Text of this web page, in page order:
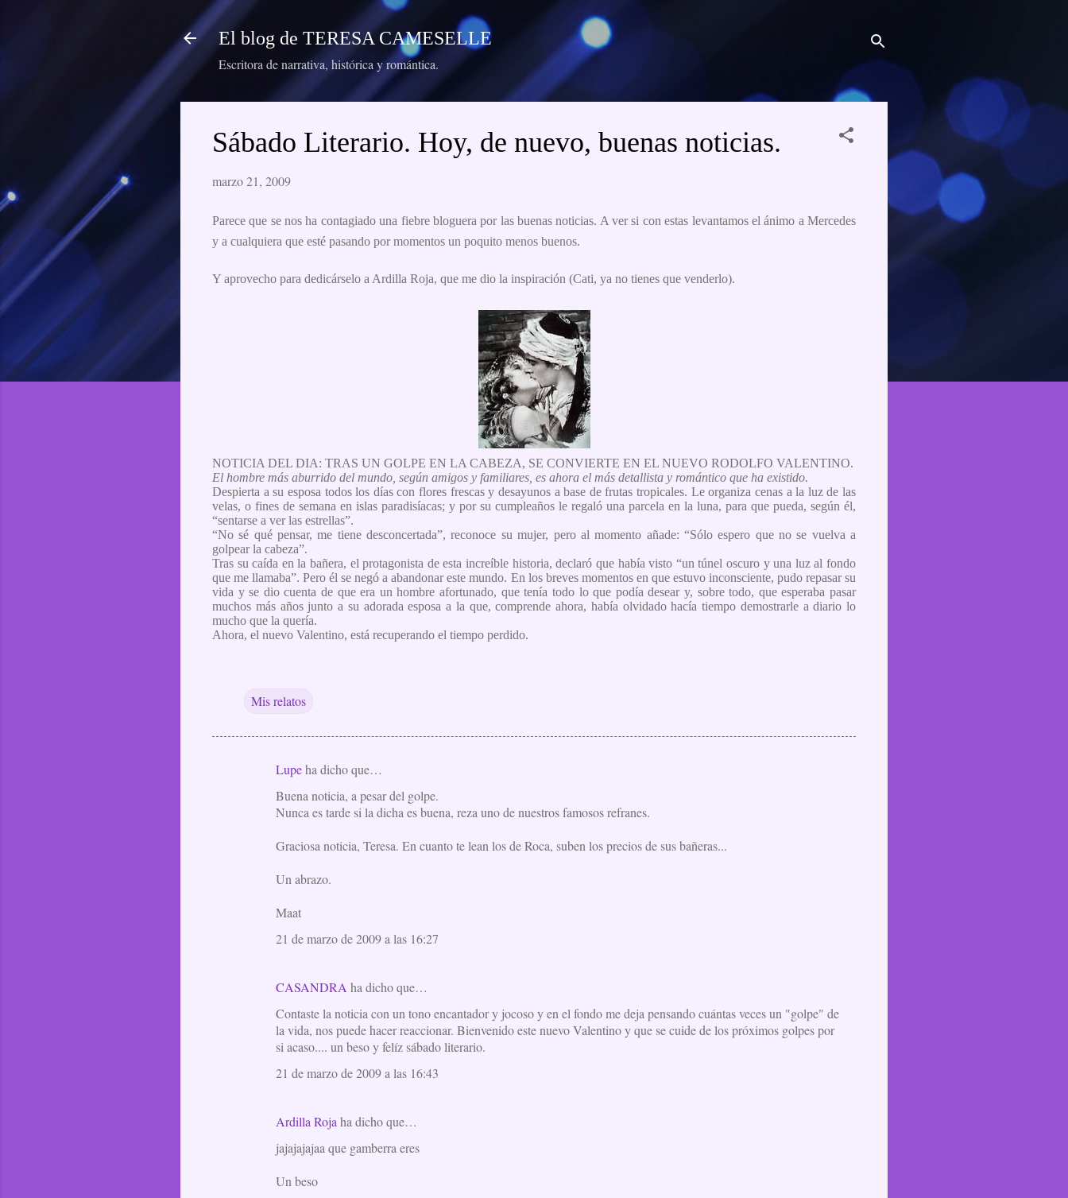
Ir al contenido principal
El blog de TERESA CAMESELLE
Escritora de narrativa, histórica y romántica.
Sábado Literario. Hoy, de nuevo, buenas noticias.
marzo 21, 2009
Parece que se nos ha contagiado una fiebre bloguera por las buenas noticias. A ver si con estas levantamos el ánimo a Mercedes
y a cualquiera que esté pasando por momentos un poquito menos buenos.
Y aprovecho para dedicárselo a Ardilla Roja, que me dio la inspiración (Cati, ya no tienes que venderlo).
NOTICIA DEL DIA: TRAS UN GOLPE EN LA CABEZA, SE CONVIERTE EN EL NUEVO RODOLFO VALENTINO.
El hombre más aburrido del mundo, según amigos y familiares, es ahora el más detallista y romántico que ha existido.
Despierta a su esposa todos los días con flores frescas y desayunos a base de frutas tropicales. Le organiza cenas a la luz de las
velas, o fines de semana en islas paradisíacas; y por su cumpleaños le regaló una parcela en la luna, para que pueda, según él,
“sentarse a ver las estrellas”.
“No sé qué pensar, me tiene desconcertada”, reconoce su mujer, pero al momento añade: “Sólo espero que no se vuelva a
golpear la cabeza”.
Tras su caída en la bañera, el protagonista de esta increíble historia, declaró que había visto “un túnel oscuro y una luz al fondo
que me llamaba”. Pero él se negó a abandonar este mundo. En los breves momentos en que estuvo inconsciente, pudo repasar su
vida y se dio cuenta de que era un hombre afortunado, que tenía todo lo que podía desear y, sobre todo, que esperaba pasar
muchos más años junto a su adorada esposa a la que, comprende ahora, había olvidado hacía tiempo demostrarle a diario lo
mucho que la quería.
Ahora, el nuevo Valentino, está recuperando el tiempo perdido.
Mis relatos
Lupeha dicho que…
Buena noticia, a pesar del golpe.
Nunca es tarde si la dicha es buena, reza uno de nuestros famosos refranes.
Graciosa noticia, Teresa. En cuanto te lean los de Roca, suben los precios de sus bañeras...
Un abrazo.
Maat
21 de marzo de 2009 a las 16:27
CASANDRA ha dicho que…
Contaste la noticia con un tono encantador y jocoso y en el fondo me deja pensando cuántas veces un "golpe" de
la vida, nos puede hacer reaccionar. Bienvenido este nuevo Valentino y que se cuide de los próximos golpes por
si acaso.... un beso y felíz sábado literario.
21 de marzo de 2009 a las 16:43
Ardilla Roja ha dicho que…
jajajajajaa que gamberra eres
Un beso